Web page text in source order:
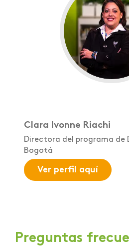
Clara Ivonne Riachi
Directora del programa de
Bogotá
Ver perfil aquí
Preguntas